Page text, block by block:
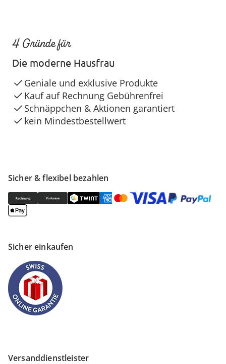
Sicher & flexibel bezahlen
Sicher einkaufen
Versanddienstleister
4 Gründe für
Die moderne Hausfrau
Geniale und exklusive Produkte
Kauf auf Rechnung Gebührenfrei
Schnäppchen & Aktionen garantiert
kein Mindestbestellwert